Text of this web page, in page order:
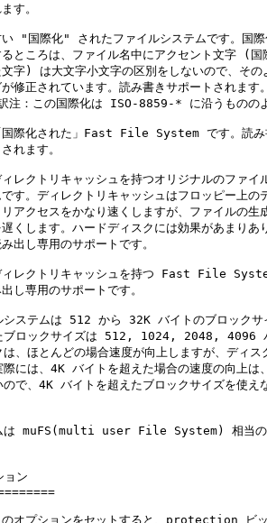
す。
ころは、ファイル名中にアクセント文字 (国
) は大文字小文字の区別をしないので、その
正されています。読み書きサポートされます
：この国際化は ISO-8859-* に沿うものの
ます。
。ディレクトリキャッシュはフロッピー上の
専用のサポートです。
システムは 512 から 32K バイトのブロックサ
ブロックサイズは 512, 1024, 2048, 4096
、ほとんどの場合速度が向上しますが、ディス
には、4K バイトを超えた場合の速度の向上は
で、4K バイトを超えたブロックサイズを使え
ムは muFS(multi user File System) 相当の
ョン